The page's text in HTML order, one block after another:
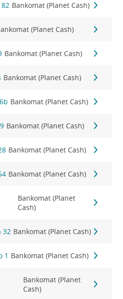
Bankomat (Planet Cash)
(Planet Cash)
Bankomat (Planet Cash)
Bankomat (Planet Cash)
Bankomat (Planet Cash)
Bankomat (Planet Cash)
Bankomat (Planet Cash)
Bankomat (Planet Cash)
Bankomat (Planet
Cash)
32 Bankomat (Planet Cash)
1 Bankomat (Planet Cash)
Bankomat (Planet
Cash)